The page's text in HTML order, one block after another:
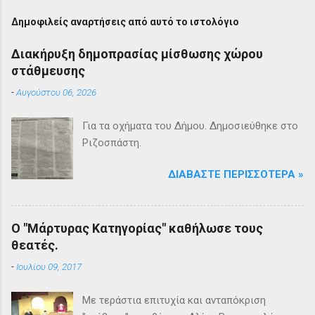
Δημοφιλείς αναρτήσεις από αυτό το ιστολόγιο
Διακήρυξη δημοπρασίας μίσθωσης χώρου
στάθμευσης
-Αυγούστου 06, 2026
Για τα οχήματα του Δήμου. Δημοσιεύθηκε στο
Ριζοσπάστη.
ΔΙΑΒΆΣΤΕ ΠΕΡΙΣΣΌΤΕΡΑ »
Ο "Μάρτυρας Κατηγορίας" καθήλωσε τους
θεατές.
-Ιουλίου 09, 2017
Με τεράστια επιτυχία και ανταπόκριση